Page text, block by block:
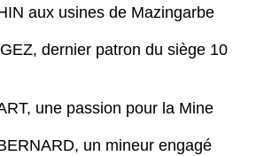
aux usines de Mazingarbe
dernier patron du siège 10
une passion pour la Mine
un mineur engagé